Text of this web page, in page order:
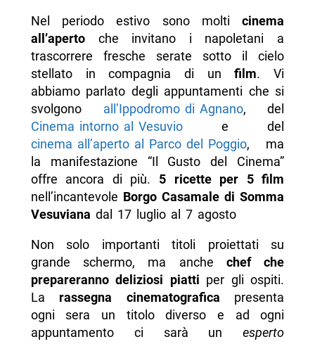
Nel periodo estivo sono molti cinema
all’apertoche invitano i napoletani a
trascorrere fresche serate sotto il cielo
stellato in compagnia di unfilm. Vi
abbiamo parlato degli appuntamenti che si
svolgono all’Ippodromo di Agnano, del
Cinema intorno al Vesuvioe del
cinema all’aperto al Parco del Poggio, ma
la manifestazione “Il Gusto del Cinema”
offre ancora di più. 5 ricette per 5 film
nell’incantevole Borgo Casamale di Somma
Vesuviana dal 17 luglio al 7 agosto
Non solo importanti titoli proiettati su
grande schermo, ma anche chef che
prepareranno deliziosi piatti per gli ospiti.
La rassegna cinematografica presenta
ogni sera un titolo diverso e ad ogni
appuntamento ci sarà un esperto